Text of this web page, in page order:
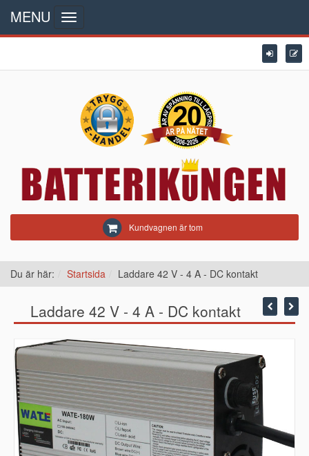
Kundvagnen är tom
MENU
Toggle
navigation
Du är här: Startsida Laddare 42 V - 4 A - DC kontakt
Laddare 42 V - 4 A - DC kontakt